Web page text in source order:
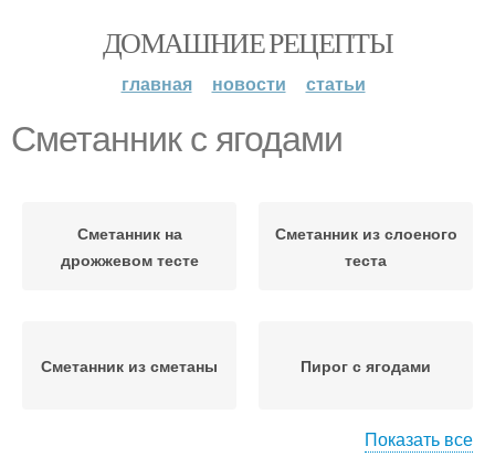
ДОМАШНИЕ РЕЦЕПТЫ
главная новости статьи
Сметанник с ягодами
Сметанник на
дрожжевом тесте
Сметанник из слоеного
теста
Сметанник из сметаны Пирог с ягодами
Показать все